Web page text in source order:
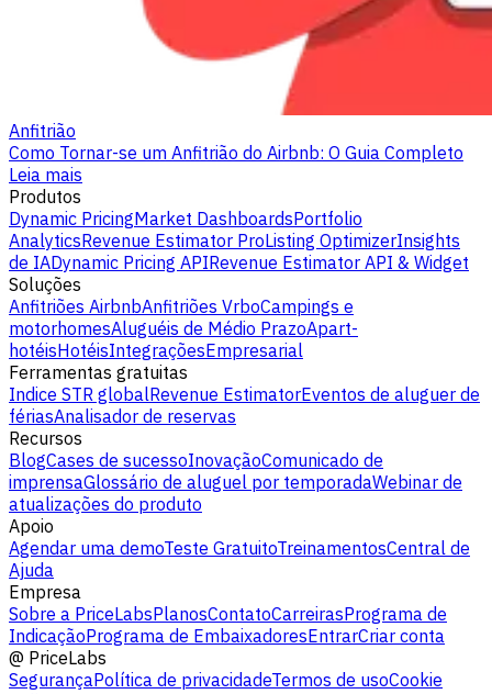
Anfitrião
Como Tornar-se um Anfitrião do Airbnb: O Guia Completo
Leia mais
Produtos
Dynamic PricingMarket DashboardsPortfolio
AnalyticsRevenue Estimator ProListing OptimizerInsights
de IADynamic Pricing APIRevenue Estimator API & Widget
Soluções
Anfitriões AirbnbAnfitriões VrboCampings e
motorhomesAluguéis de Médio PrazoApart-
hotéisHotéisIntegraçõesEmpresarial
Ferramentas gratuitas
Indice STR globalRevenue EstimatorEventos de aluguer de
fériasAnalisador de reservas
Recursos
BlogCases de sucessoInovaçãoComunicado de
imprensaGlossário de aluguel por temporadaWebinar de
atualizações do produto
Apoio
Agendar uma demoTeste GratuitoTreinamentosCentral de
Ajuda
Empresa
Sobre a PriceLabsPlanosContatoCarreirasPrograma de
IndicaçãoPrograma de EmbaixadoresEntrarCriar conta
@ PriceLabs
SegurançaPolítica de privacidadeTermos de usoCookie